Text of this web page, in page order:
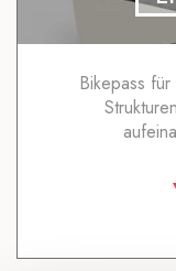
Bikepass